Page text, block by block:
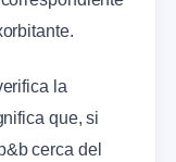
la
que, si
cerca del